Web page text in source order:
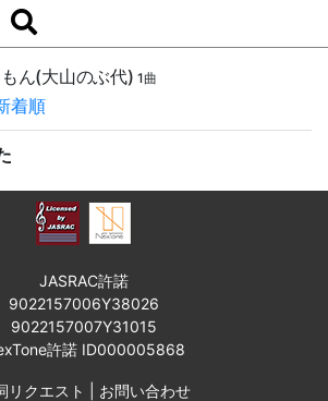
ん(大山のぶ代) 1曲
着順
JASRAC許諾
9022157006Y38026
9022157007Y31015
許諾 ID000005868
リクエスト
お問い合わせ